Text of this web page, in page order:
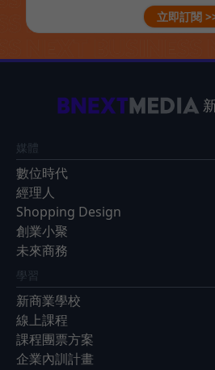
立即訂閱
媒體
數位時代
經理人
Shopping Design
創業小聚
未來商務
學習
新商業學校
線上課程
課程團票方案
企業內訓計畫